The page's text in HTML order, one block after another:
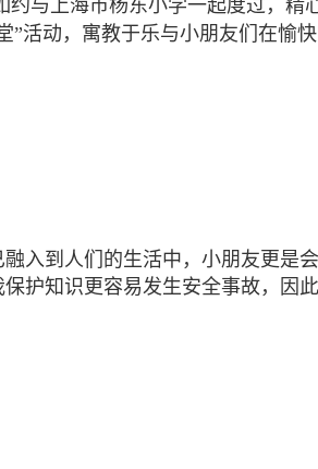
约与上海市杨东小学一起度过，精
”活动，寓教于乐与小朋友们在愉
入到人们的生活中，小朋友更是
护知识更容易发生安全事故，因